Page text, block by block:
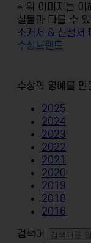
* 위 이미지는 이
실물과 다를 수
소개서 & 신청서
수상브랜드
수상의 영예를
2025
2024
2023
2022
2021
2020
2019
2018
2016
검색어